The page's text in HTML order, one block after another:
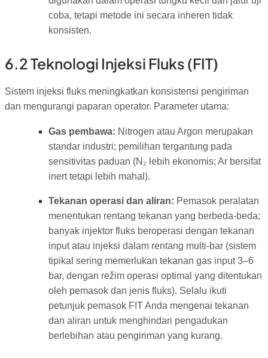
coba, tetapi metode ini secara inheren tidak
konsisten.
6.2 Teknologi Injeksi Fluks (FIT)
Sistem injeksi fluks meningkatkan konsistensi pengiriman
dan mengurangi paparan operator. Parameter utama:
Gas pembawa: Nitrogen atau Argon merupakan
standar industri; pemilihan tergantung pada
sensitivitas paduan (N₂ lebih ekonomis; Ar bersifat
inert tetapi lebih mahal).
Tekanan operasi dan aliran: Pemasok peralatan
menentukan rentang tekanan yang berbeda-beda;
banyak injektor fluks beroperasi dengan tekanan
input atau injeksi dalam rentang multi-bar (sistem
tipikal sering memerlukan tekanan gas input 3–6
bar, dengan režim operasi optimal yang ditentukan
oleh pemasok dan jenis fluks). Selalu ikuti
petunjuk pemasok FIT Anda mengenai tekanan
dan aliran untuk menghindari pengadukan
berlebihan atau pengiriman yang kurang.